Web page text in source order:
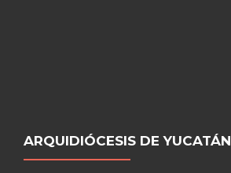
ARQUIDIÓCESIS DE YUCATÁN